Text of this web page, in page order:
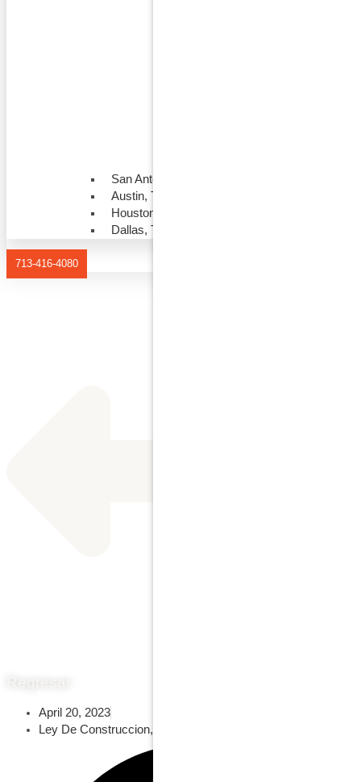
San Antonio, Texas
Austin, Texas
Houston, Texas
Dallas, Texas
713-416-4080
April 20, 2023
Ley De Construccion,